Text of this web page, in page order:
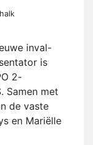
inval-
is
2-
Samen met
de vaste
en Mariëlle